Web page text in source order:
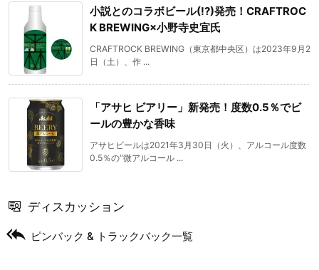
小説とのコラボビール(!?)発売！CRAFTROC
K BREWING×小野寺史宜氏
CRAFTROCK BREWING（東京都中央区）は2023年9月2
日（土）、作 ...
「アサヒ ビアリー」新発売！度数0.5％でビ
ールの豊かな香味
アサヒビールは2021年3月30日（火）、アルコール度数
0.5％の“微アルコール ...
ディスカッション
 ピンバック & トラックバック一覧